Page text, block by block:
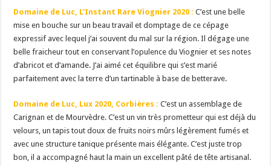
Domaine de Luc, L’Instant Rare Viognier 2020 : C’est une belle
mise en bouche sur un beau travail et domptage de ce cépage
expressif avec lequel j’ai souvent du mal sur la région. Il dégage une
belle fraicheur tout en conservant l’opulence du Viognier et ses notes
d’abricot et d’amande. J’ai aimé cet équilibre qui s’est marié
parfaitement avec la terre d’un tartinable à base de betterave.
Domaine de Luc, Lux 2020, Corbières : C’est un assemblage de
Carignan et de Mourvèdre. C’est un vin très prometteur qui est déjà du
velours, un tapis tout doux de fruits noirs mûrs légèrement fumés et
avec une structure tanique présente mais élégante. C’est juste trop
bon, il a accompagné haut la main un excellent pâté de tête artisanal.